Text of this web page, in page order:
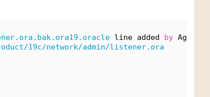
line added by Agent
19c/network/admin/listener.ora